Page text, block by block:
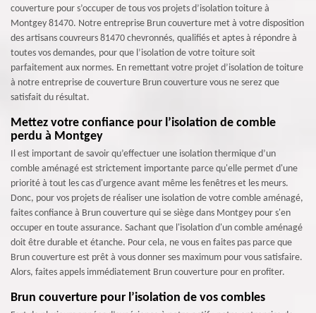
couverture pour s’occuper de tous vos projets d’isolation toiture à
Montgey 81470. Notre entreprise Brun couverture met à votre disposition
des artisans couvreurs 81470 chevronnés, qualifiés et aptes à répondre à
toutes vos demandes, pour que l’isolation de votre toiture soit
parfaitement aux normes. En remettant votre projet d’isolation de toiture
à notre entreprise de couverture Brun couverture vous ne serez que
satisfait du résultat.
Mettez votre confiance pour l’isolation de comble
perdu à Montgey
Il est important de savoir qu’effectuer une isolation thermique d’un
comble aménagé est strictement importante parce qu'elle permet d'une
priorité à tout les cas d'urgence avant même les fenêtres et les meurs.
Donc, pour vos projets de réaliser une isolation de votre comble aménagé,
faites confiance à Brun couverture qui se siège dans Montgey pour s'en
occuper en toute assurance. Sachant que l'isolation d'un comble aménagé
doit être durable et étanche. Pour cela, ne vous en faites pas parce que
Brun couverture est prêt à vous donner ses maximum pour vous satisfaire.
Alors, faites appels immédiatement Brun couverture pour en profiter.
Brun couverture pour l’isolation de vos combles